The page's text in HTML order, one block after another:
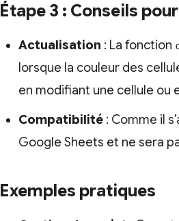
Étape 3 : Conseils
Actualisation : La fonction
lorsque la couleur des
en modifiant une cellule ou
Compatibilité : Comme il
Google Sheets et ne sera
Exemples pratiques